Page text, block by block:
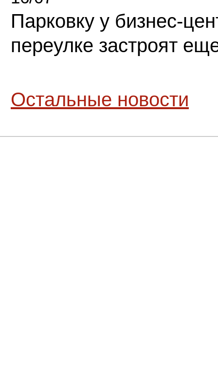
Парковку у бизнес-
переулке застроят
Остальные новости